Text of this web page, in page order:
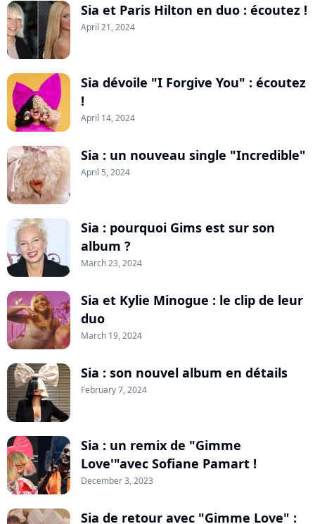
Sia et Paris Hilton en duo : écoutez !
April 21, 2024
Sia dévoile "I Forgive You" : écoutez
!
April 14, 2024
Sia : un nouveau single "Incredible"
April 5, 2024
Sia : pourquoi Gims est sur son
album ?
March 23, 2024
Sia et Kylie Minogue : le clip de leur
duo
March 19, 2024
Sia : son nouvel album en détails
February 7, 2024
Sia : un remix de "Gimme
Love'"avec Sofiane Pamart !
December 3, 2023
Sia de retour avec "Gimme Love" :